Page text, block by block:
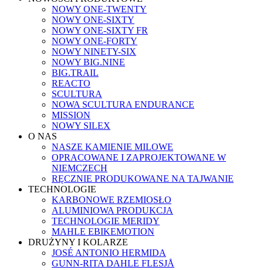
NOWY ONE-TWENTY
NOWY ONE-SIXTY
NOWY ONE-SIXTY FR
NOWY ONE-FORTY
NOWY NINETY-SIX
NOWY BIG.NINE
BIG.TRAIL
REACTO
SCULTURA
NOWA SCULTURA ENDURANCE
MISSION
NOWY SILEX
O NAS
NASZE KAMIENIE MILOWE
OPRACOWANE I ZAPROJEKTOWANE W
NIEMCZECH
RĘCZNIE PRODUKOWANE NA TAJWANIE
TECHNOLOGIE
KARBONOWE RZEMIOSŁO
ALUMINIOWA PRODUKCJA
TECHNOLOGIE MERIDY
MAHLE EBIKEMOTION
DRUŻYNY I KOLARZE
JOSÉ ANTONIO HERMIDA
GUNN-RITA DAHLE FLESJÅ